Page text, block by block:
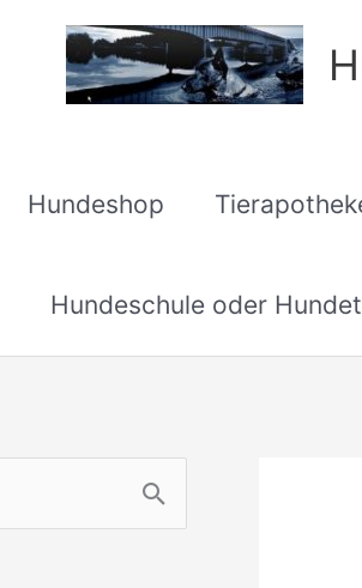
Hundeshop
Hundeschule oder